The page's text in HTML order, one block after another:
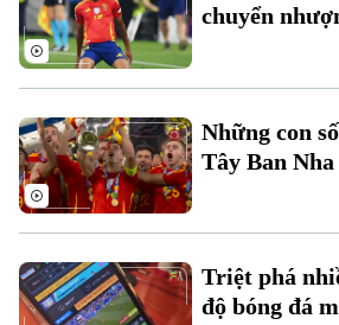
Chuyên mục
chuyển
Những con
Tây Ban
Triệt phá
độ bóng đá